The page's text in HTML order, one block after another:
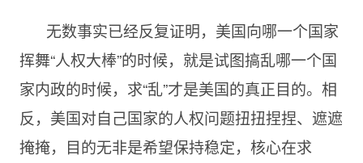
无数事实已经反复证明，美国向哪一个国家
挥舞“人权大棒”的时候，就是试图搞乱哪一个国
家内政的时候，求“乱”才是美国的真正目的。相
反，美国对自己国家的人权问题扭扭捏捏、遮遮
掩掩，目的无非是希望保持稳定，核心在求